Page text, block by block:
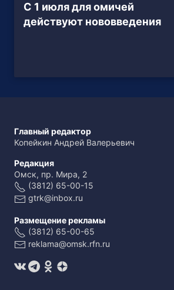
С 1 июля для омичей
действуют нововведения
Главный редактор
Копейкин Андрей Валерьевич
Редакция
Омск, пр. Мира, 2
(3812) 65-00-15
gtrk@inbox.ru
Размещение рекламы
(3812) 65-00-65
reklama@omsk.rfn.ru